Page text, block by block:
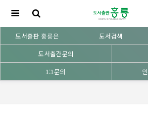
도서출판 홍릉은 도서검색
도서출간문의
1:1문의